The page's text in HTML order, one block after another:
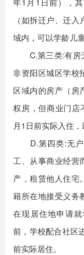
（如拆迁户、迁
域内，可以学龄儿
C.第三类:有房
非资阳区城区学校
区域内的房产（房
权房，但商业门店
月1日前实际入住，
D.第四类:无户
工、从事商业经营
产，租赁他人住宅
籍所在地接受义务
在现居住地申请
前，学校配合社区
前实际居住。